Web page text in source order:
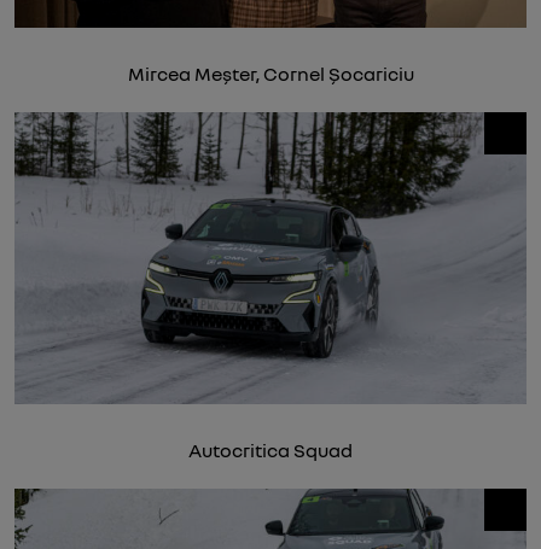
Mircea Meșter, Cornel Șocariciu
Autocritica Squad